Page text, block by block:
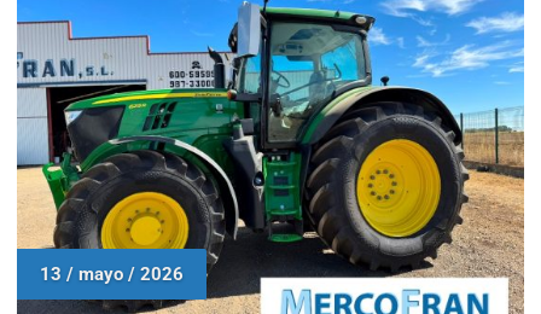
13 / mayo / 2026